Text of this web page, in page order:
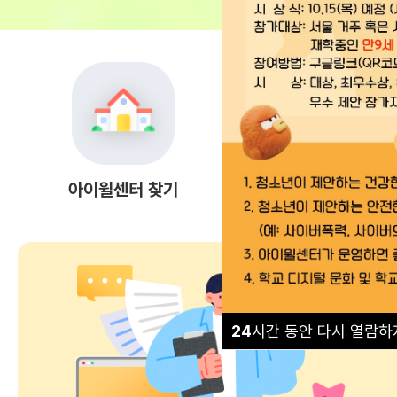
24시간 동안 다시 열람하
아이윌센터 찾기 상담 안내